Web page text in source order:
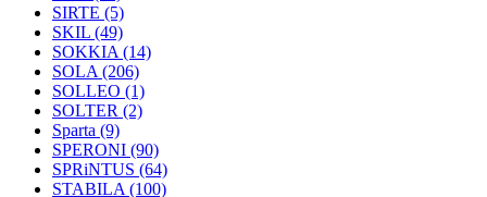
SIRTE (5)
SKIL (49)
SOKKIA (14)
SOLA (206)
SOLLEO (1)
SOLTER (2)
Sparta (9)
SPERONI (90)
SPRiNTUS (64)
STABILA (100)